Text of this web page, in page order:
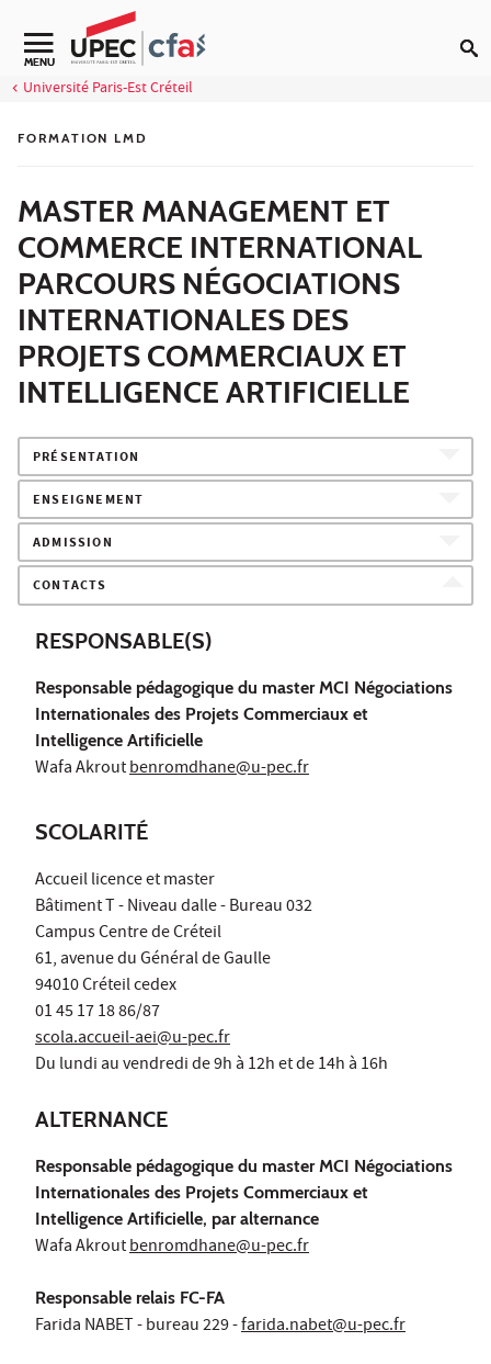
Aller au contenu
MENU
Université Paris-Est Créteil
FORMATION LMD
MASTER MANAGEMENT ET
COMMERCE INTERNATIONAL
PARCOURS NÉGOCIATIONS
INTERNATIONALES DES
PROJETS COMMERCIAUX ET
INTELLIGENCE ARTIFICIELLE
PRÉSENTATION
ENSEIGNEMENT
ADMISSION
CONTACTS
RESPONSABLE(S)
Responsable pédagogique du master MCI Négociations
Internationales des Projets Commerciaux et
Intelligence Artificielle
Wafa Akroutbenromdhane@u-pec.fr
SCOLARITÉ
Accueil licence et master
Bâtiment T - Niveau dalle - Bureau 032
Campus Centre de Créteil
61, avenue du Général de Gaulle
94010 Créteil cedex
01 45 17 18 86/87
scola.accueil-aei@u-pec.fr
Du lundi au vendredi de 9h à 12h et de 14h à 16h
ALTERNANCE
Responsable pédagogique du master MCI Négociations
Internationales des Projets Commerciaux et
Intelligence Artificielle, par alternance
Wafa Akroutbenromdhane@u-pec.fr
Responsable relais FC-FA
Farida NABET - bureau 229 -farida.nabet@u-pec.fr